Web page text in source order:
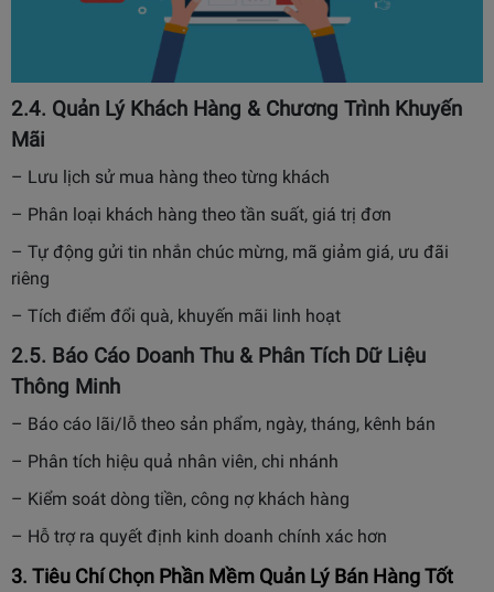
2.4. Quản Lý Khách Hàng & Chương Trình Khuyến
Mãi
– Lưu lịch sử mua hàng theo từng khách
– Phân loại khách hàng theo tần suất, giá trị đơn
– Tự động gửi tin nhắn chúc mừng, mã giảm giá, ưu đãi
riêng
– Tích điểm đổi quà, khuyến mãi linh hoạt
2.5. Báo Cáo Doanh Thu & Phân Tích Dữ Liệu
Thông Minh
– Báo cáo lãi/lỗ theo sản phẩm, ngày, tháng, kênh bán
– Phân tích hiệu quả nhân viên, chi nhánh
– Kiểm soát dòng tiền, công nợ khách hàng
– Hỗ trợ ra quyết định kinh doanh chính xác hơn
3. Tiêu Chí Chọn Phần Mềm Quản Lý Bán Hàng Tốt